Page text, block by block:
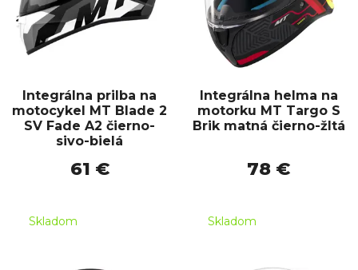
Integrálna prilba na
motocykel MT Blade 2
SV Fade A2 čierno-
sivo-bielá
61 €
Skladom
Integrálna helma na
motorku MT Targo S
Brik matná čierno-žltá
78 €
Skladom